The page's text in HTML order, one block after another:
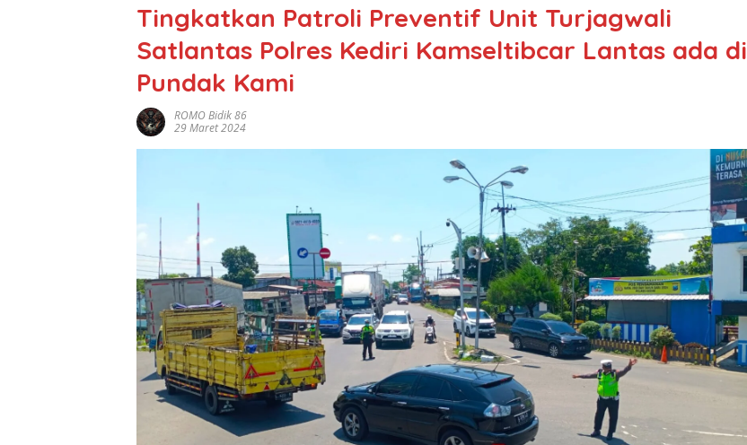
Tingkatkan Patroli Preventif Unit Turjagwali
Satlantas Polres Kediri Kamseltibcar Lantas ada di
Pundak Kami
ROMO Bidik 86
29 Maret 2024